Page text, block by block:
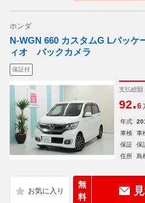
ホンダ
N-WGN 660 カスタムG Lパッ
ィオ バックカメラ
保証付
支払総額
92.6
年式
車検
車
保証
保
住所
島
無
料